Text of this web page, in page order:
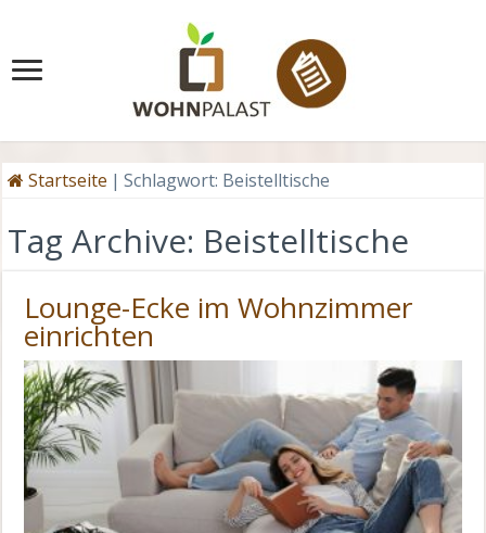
Startseite | Schlagwort: Beistelltische
Tag Archive: Beistelltische
Lounge-Ecke im Wohnzimmer
einrichten